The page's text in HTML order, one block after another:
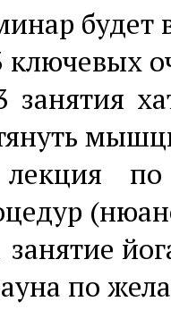
будет
ключевых
по
по